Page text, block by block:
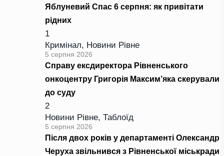
Яблуневий Спас 6 серпня: як привітати
рідних
1
Кримінал, Новини Рівне
5 серпня 2026
Справу ексдиректора Рівненського
онкоцентру Григорія Максим’яка скерували
до суду
2
Новини Рівне, Таблоїд
5 серпня 2026
Після двох років у департаменті Олександр
Черуха звільнився з Рівненської міськради